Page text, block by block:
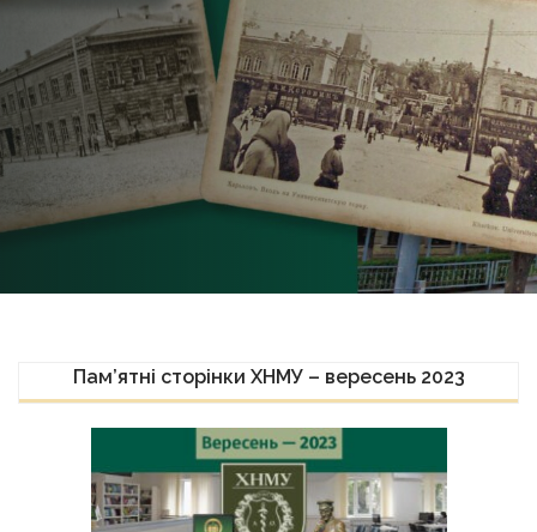
Пам’ятні сторінки ХНМУ – вересень 2023